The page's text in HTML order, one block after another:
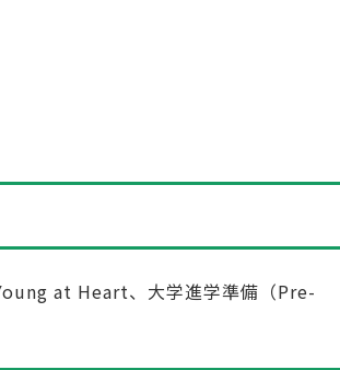
at Heart、大学進学準備（Pre-